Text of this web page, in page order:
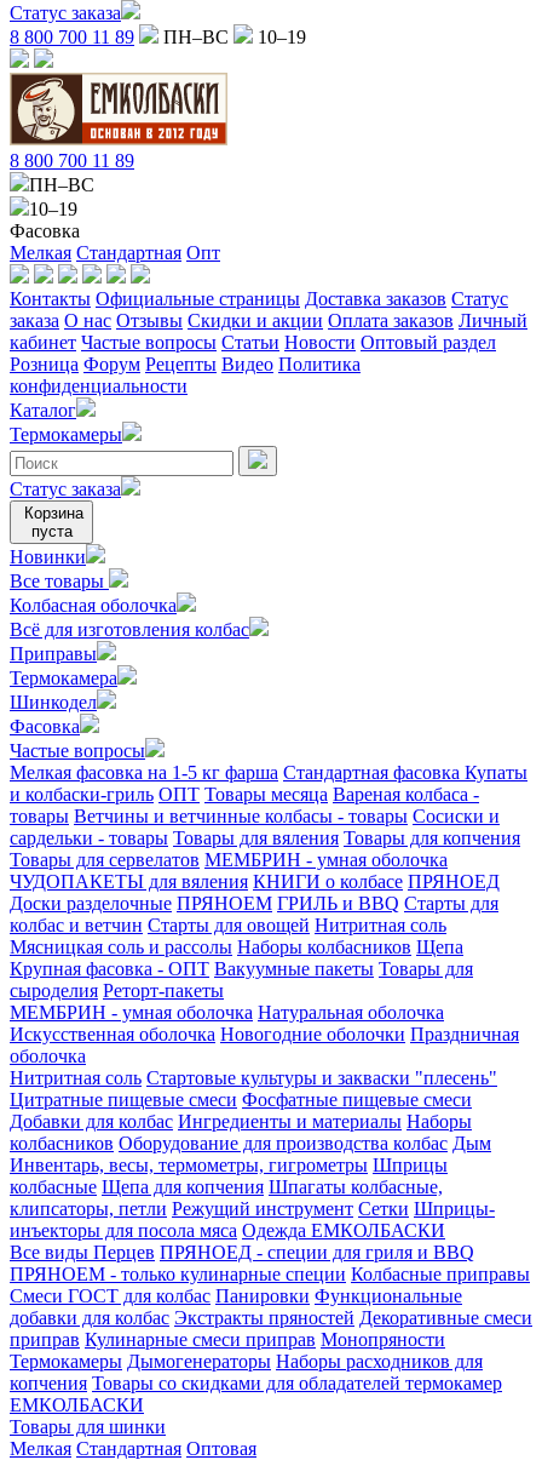
Статус заказа
8 800 700 11 89
ПН–ВС 10–19
8 800 700 11 89
ПН–ВС
10–19
Фасовка
Мелкая Стандартная Опт
Контакты Официальные страницы Доставка заказов Статус
заказа О нас Отзывы Скидки и акции Оплата заказов Личный
кабинет Частые вопросы Статьи Новости Оптовый раздел
Розница Форум Рецепты Видео Политика
конфиденциальности
Каталог
Термокамеры
Статус заказа
Корзина
пуста
Новинки
Все товары
Колбасная оболочка
Всё для изготовления колбас
Приправы
Термокамера
Шинкодел
Фасовка
Частые вопросы
Мелкая фасовка на 1-5 кг фарша Стандартная фасовка Купаты
и колбаски-гриль ОПТ Товары месяца Вареная колбаса -
товары Ветчины и ветчинные колбасы - товары Сосиски и
сардельки - товары Товары для вяления Товары для копчения
Товары для сервелатов МЕМБРИН - умная оболочка
ЧУДОПАКЕТЫ для вяления КНИГИ о колбасе ПРЯНОЕД
Доски разделочные ПРЯНОЕМ ГРИЛЬ и BBQ Старты для
колбас и ветчин Старты для овощей Нитритная соль
Мясницкая соль и рассолы Наборы колбасников Щепа
Крупная фасовка - ОПТ Вакуумные пакеты Товары для
сыроделия Реторт-пакеты
МЕМБРИН - умная оболочка Натуральная оболочка
Искусственная оболочка Новогодние оболочки Праздничная
оболочка
Нитритная соль Стартовые культуры и закваски "плесень"
Цитратные пищевые смеси Фосфатные пищевые смеси
Добавки для колбас Ингредиенты и материалы Наборы
колбасников Оборудование для производства колбас Дым
Инвентарь, весы, термометры, гигрометры Шприцы
колбасные Щепа для копчения Шпагаты колбасные,
клипсаторы, петли Режущий инструмент Сетки Шприцы-
инъекторы для посола мяса Одежда ЕМКОЛБАСКИ
Все виды Перцев ПРЯНОЕД - специи для гриля и BBQ
ПРЯНОЕМ - только кулинарные специи Колбасные приправы
Смеси ГОСТ для колбас Панировки Функциональные
добавки для колбас Экстракты пряностей Декоративные смеси
приправ Кулинарные смеси приправ Монопряности
Термокамеры Дымогенераторы Наборы расходников для
копчения Товары со скидками для обладателей термокамер
ЕМКОЛБАСКИ
Товары для шинки
Мелкая Стандартная Оптовая